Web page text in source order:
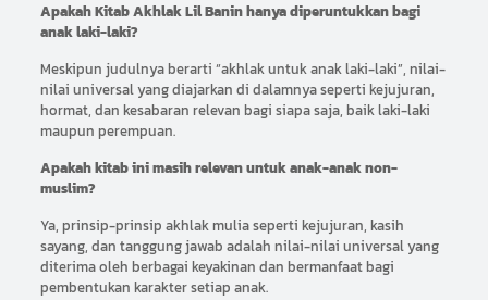
Apakah Kitab Akhlak Lil Banin hanya diperuntukkan bagi
anak laki-laki?
Meskipun judulnya berarti “akhlak untuk anak laki-laki”, nilai-
nilai universal yang diajarkan di dalamnya seperti kejujuran,
hormat, dan kesabaran relevan bagi siapa saja, baik laki-laki
maupun perempuan.
Apakah kitab ini masih relevan untuk anak-anak non-
muslim?
Ya, prinsip-prinsip akhlak mulia seperti kejujuran, kasih
sayang, dan tanggung jawab adalah nilai-nilai universal yang
diterima oleh berbagai keyakinan dan bermanfaat bagi
pembentukan karakter setiap anak.